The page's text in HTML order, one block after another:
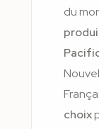
du
choix